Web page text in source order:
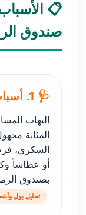
📋
صندوق
🩺 1. أسباب طبية (يجب استبعادها أولاً)
التهاب
السكري،
أو عطاشاً
بصندوق
تحليل بول